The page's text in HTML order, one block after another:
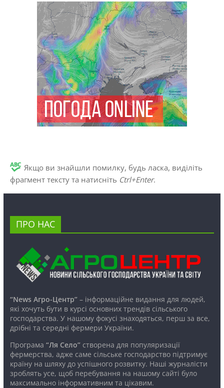
Якщо ви знайшли помилку, будь ласка, виділіть
фрагмент тексту та натисніть Ctrl+Enter.
ПРО НАС
“News Агро-Центр”– інформаційне видання для людей,
які хочуть бути в курсі основних трендів сільського
господарства. У нашому фокусі знаходяться, перш за все,
дрібні та середні фермери України.
Програма “Ля Село”створена для популяризації
фермерства, адже саме сільське господарство підтримує
країну на шляху до успішного розвитку. Наші журналісти
зроблять усе, щоб перебування на нашому сайті було
максимально інформативним та цікавим.